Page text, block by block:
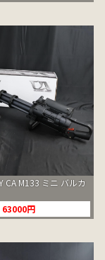
CA M133 ミニ バルカ
63000円